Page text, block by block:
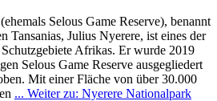
Selous Game Reserve), benannt
Tansanias, Julius Nyerere, ist eines der
Afrikas. Er wurde 2019
Selous Game Reserve ausgegliedert
Mit einer Fläche von über 30.000
... Weiter zu: Nyerere Nationalpark